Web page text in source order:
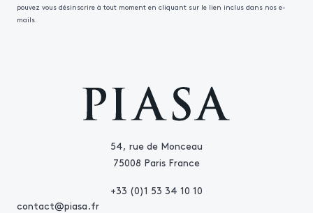
54, rue de Monceau
75008 Paris France
+33 (0)1 53 34 10 10
contact@piasa.fr
pouvez vous désinscrire à tout moment en cliquant sur le lien inclus dans nos e-
mails.